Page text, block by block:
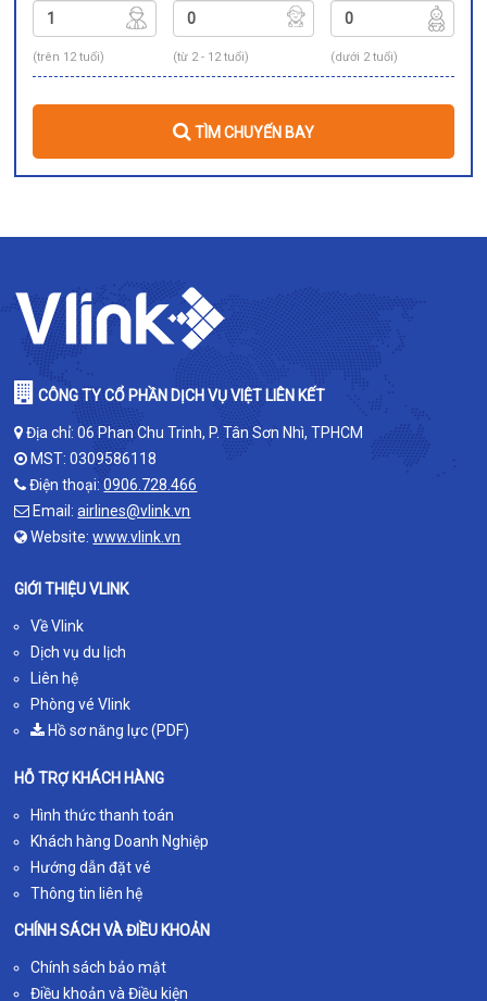
(trên 12 tuổi) (từ 2 - 12 tuổi) (dưới 2 tuổi)
TÌM CHUYẾN BAY
CÔNG TY CỔ PHẦN DỊCH VỤ VIỆT LIÊN KẾT
Địa chỉ: 06 Phan Chu Trinh, P. Tân Sơn Nhì, TPHCM
MST: 0309586118
Điện thoại:0906.728.466
Email:airlines@vlink.vn
Website:www.vlink.vn
GIỚI THIỆU VLINK
Về Vlink
Dịch vụ du lịch
Liên hệ
Phòng vé Vlink
Hồ sơ năng lực (PDF)
HỖ TRỢ KHÁCH HÀNG
Hình thức thanh toán
Khách hàng Doanh Nghiệp
Hướng dẫn đặt vé
Thông tin liên hệ
CHÍNH SÁCH VÀ ĐIỀU KHOẢN
Chính sách bảo mật
Điều khoản và Điều kiện